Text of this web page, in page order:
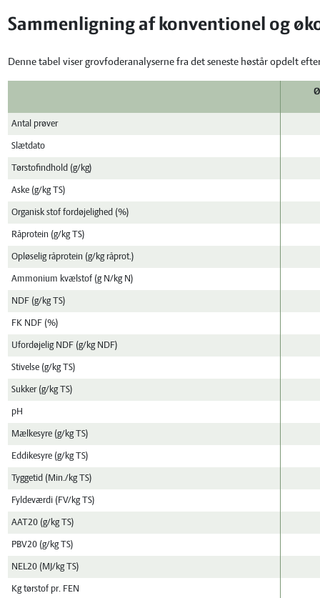
Sammenligning af konventionel og
Denne tabel viser grovfoderanalyserne fra det seneste høstår opdelt
Antal prøver
Slætdato
Tørstofindhold (g/kg)
Aske (g/kg TS)
Organisk stof fordøjelighed (%)
Råprotein (g/kg TS)
Opløselig råprotein (g/kg råprot.)
Ammonium kvælstof (g N/kg N)
NDF (g/kg TS)
FK NDF (%)
Ufordøjelig NDF (g/kg NDF)
Stivelse (g/kg TS)
Sukker (g/kg TS)
pH
Mælkesyre (g/kg TS)
Eddikesyre (g/kg TS)
Tyggetid (Min./kg TS)
Fyldeværdi (FV/kg TS)
AAT20 (g/kg TS)
PBV20 (g/kg TS)
NEL20 (MJ/kg TS)
Kg tørstof pr. FEN